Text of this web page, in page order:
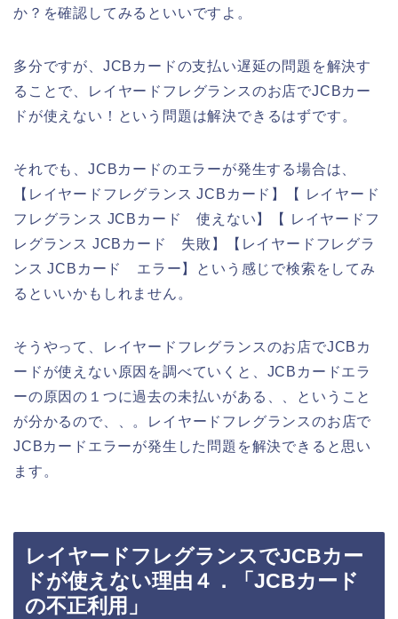
か？を確認してみるといいですよ。
多分ですが、JCBカードの支払い遅延の問題を解決す
ることで、レイヤードフレグランスのお店でJCBカー
ドが使えない！という問題は解決できるはずです。
それでも、JCBカードのエラーが発生する場合は、
【レイヤードフレグランス JCBカード】【 レイヤード
フレグランス JCBカード 使えない】【 レイヤードフ
レグランス JCBカード 失敗】【レイヤードフレグラ
ンス JCBカード エラー】という感じで検索をしてみ
るといいかもしれません。
そうやって、レイヤードフレグランスのお店でJCBカ
ードが使えない原因を調べていくと、JCBカードエラ
ーの原因の１つに過去の未払いがある、、ということ
が分かるので、、。レイヤードフレグランスのお店で
JCBカードエラーが発生した問題を解決できると思い
ます。
レイヤードフレグランスでJCBカー
ドが使えない理由４．「JCBカード
の不正利用」